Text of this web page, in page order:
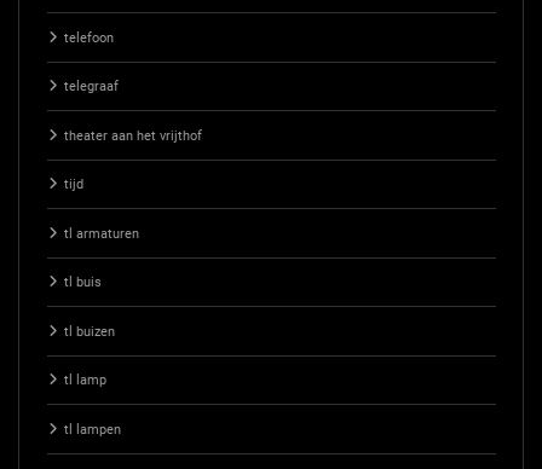
telefoon
telegraaf
theater aan het vrijthof
tijd
tl armaturen
tl buis
tl buizen
tl lamp
tl lampen